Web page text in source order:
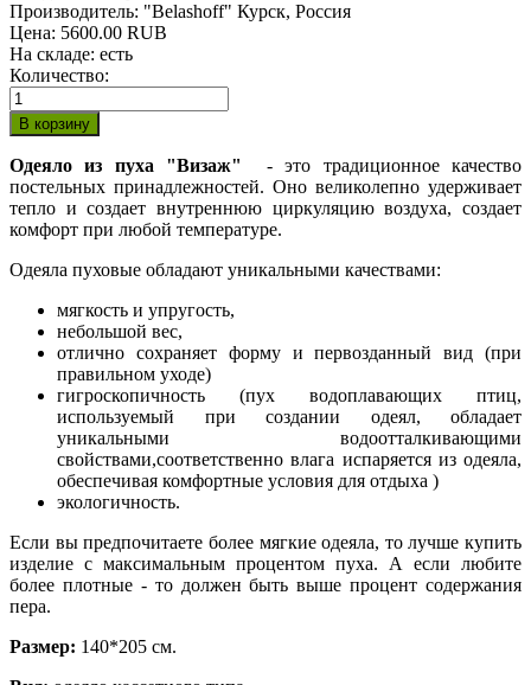
Производитель: "Belashoff" Курск, Россия
Цена: 5600.00 RUB
На складе: есть
Количество:
Одеяло из пуха "Визаж"
- это традиционное качество
постельных принадлежностей. Оно великолепно удерживает
тепло и создает внутреннюю циркуляцию воздуха, создает
комфорт при любой температуре.
Одеяла пуховые обладают уникальными качествами:
мягкость и упругость,
небольшой вес,
отлично сохраняет форму и первозданный вид (при
правильном уходе)
гигроскопичность (пух водоплавающих птиц,
используемый при создании одеял, обладает
уникальными водоотталкивающими
свойствами,соответственно влага испаряется из одеяла,
обеспечивая комфортные условия для отдыха )
экологичность.
Если вы предпочитаете более мягкие одеяла, то лучше купить
изделие с максимальным процентом пуха. А если любите
более плотные - то должен быть выше процент содержания
пера.
Размер: 140*205 см.